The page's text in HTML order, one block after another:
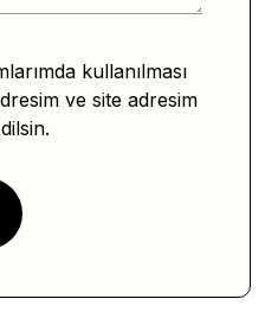
kullanılması
ve site adresim